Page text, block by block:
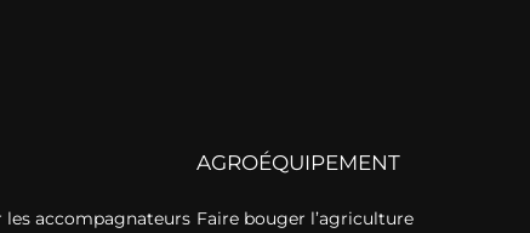
accompagnateurs
AGROÉQUIPEMENT
Faire bouger l’agriculture